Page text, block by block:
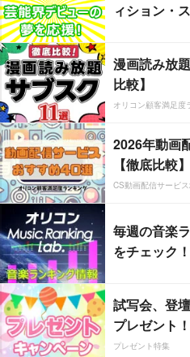
ィション・
漫画読み放
比較】
オリコン顧客満足度
2026年動画
【徹底比較】
CS動画配信サービ
毎週の音楽
をチェック！
試写会、登
プレゼント！
プレゼント特集